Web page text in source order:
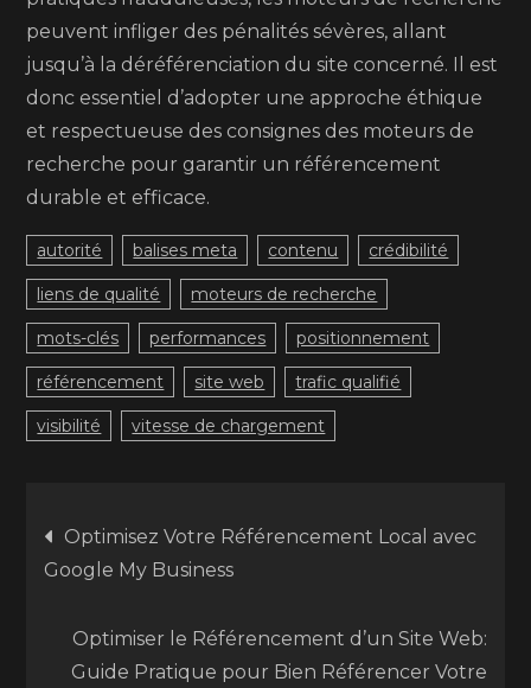
peuvent infliger des pénalités sévères, allant
jusqu’à la déréférenciation du site concerné. Il est
donc essentiel d’adopter une approche éthique
et respectueuse des consignes des moteurs de
recherche pour garantir un référencement
durable et efficace.
autorité balises meta contenu crédibilité
liens de qualité moteurs de recherche
mots-clés performances positionnement
référencement site web trafic qualifié
visibilité vitesse de chargement
Navigation
de
l’article
Optimisez Votre Référencement Local avec
Google My Business
Optimiser le Référencement d’un Site Web:
Guide Pratique pour Bien Référencer Votre